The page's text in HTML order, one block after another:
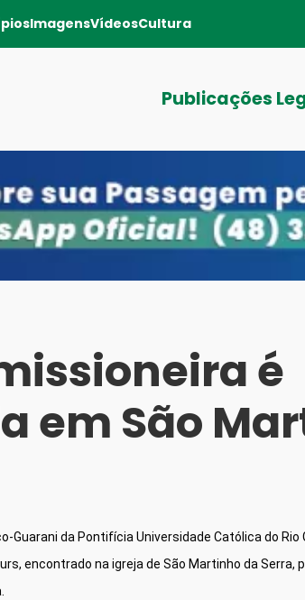
ImagensVídeosCultura
Publicações
é
em São
Guarani da Pontifícia Universidade Católica do Rio
encontrado na igreja de São Martinho da Serra,